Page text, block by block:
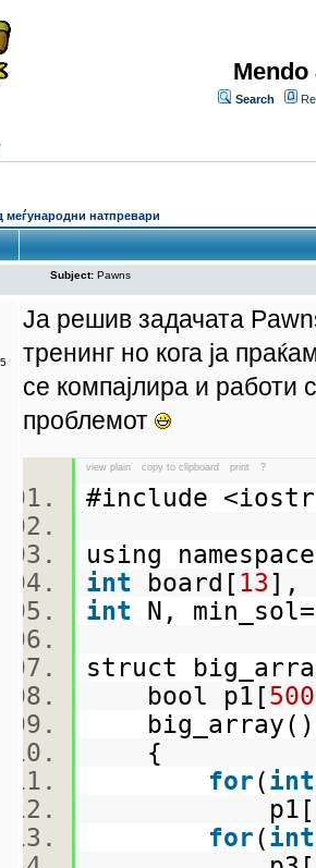
Search
меѓународни натпревари
Subject: Pawns
Ја решив задачата
тренинг но кога ја
се компајлира и работи
проблемот
view plain copy to clipboard print ?
#include
using
int board[ 13],
int N, min_sol=
struct
bool p1[
{
for(int
p1[i] =
for(int